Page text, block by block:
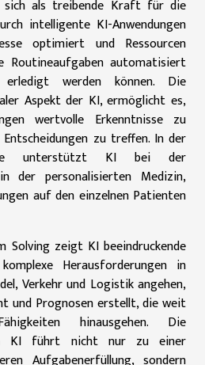
sich als treibende Kraft für die
intelligente KI-Anwendungen
optimiert und Ressourcen
Routineaufgaben automatisiert
werden können. Die
Aspekt der KI, ermöglicht es,
wertvolle Erkenntnisse zu
zu treffen. In der
unterstützt KI bei der
der personalisierten Medizin,
auf den einzelnen Patienten
Solving zeigt KI beeindruckende
Herausforderungen in
Verkehr und Logistik angehen,
und Prognosen erstellt, die weit
hinausgehen. Die
KI führt nicht nur zu einer
Aufgabenerfüllung, sondern